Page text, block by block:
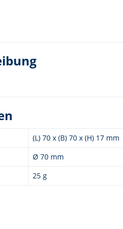
(L) 70 x (B) 70 x (H) 17 mm
Ø 70 mm
25 g